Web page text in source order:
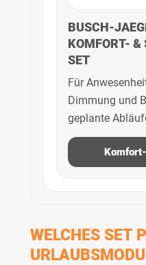
BUSCH-
KOMFORT- &
SET
Für
Dimmung und
geplante
WELCHES SET